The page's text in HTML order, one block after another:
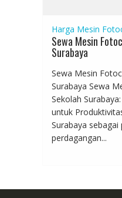
Harga Mesin
Sewa Mesin
Surabaya
Sewa Mesin
Surabaya Sewa
Sekolah
untuk
Surabaya sebagai
perdagangan...